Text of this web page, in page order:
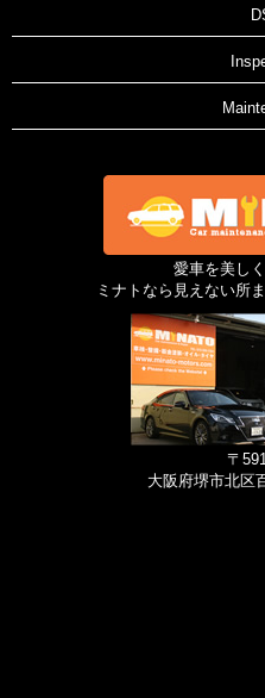
愛車を美し
ミナトなら見えない所
〒
大阪府堺市北区